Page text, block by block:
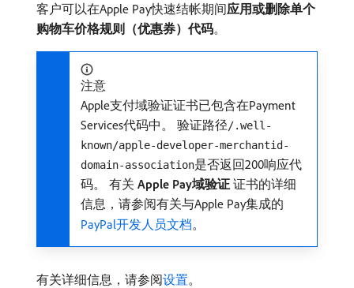
客户可以在Apple Pay快速结帐期间​应用或删除单个
购物车价格规则（优惠券）代码。
注意
Apple支付域验证证书已包含在Payment
Services代码中。 验证路径/.well-
known/apple-developer-merchantid-
domain-association是否返回200响应代
码。 有关​ Apple Pay域验证 ​证书的详细
信息，请参阅有关与Apple Pay集成的
PayPal开发人员文档。
有关详细信息，请参阅设置。